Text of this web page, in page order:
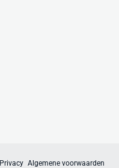
Privacy Algemene voorwaarden